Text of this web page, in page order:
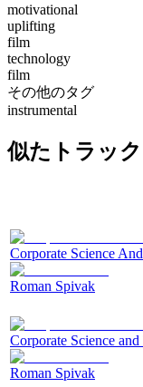
motivational
uplifting
film
technology
film
その他のタグ
instrumental
似たトラック
Corporate Science
Roman Spivak
Corporate Science
Roman Spivak